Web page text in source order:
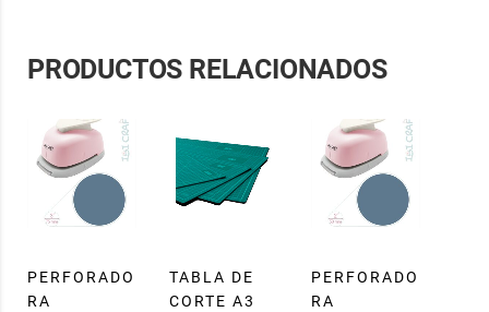
PRODUCTOS RELACIONADOS
PERFORADO
RA
TABLA DE
CORTE A3
PERFORADO
RA